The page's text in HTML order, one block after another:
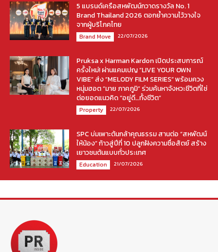
5 แบรนด์เครือสหพัฒน์กวาดรางวัล No. 1
Brand Thailand 2026 ตอกย้ำความไว้วางใจ
จากผู้บริโภคไทย
Brand Move 22/07/2026
Pruksa x Harman Kardon เปิดประสบการณ์
ครั้งใหม่! ผ่านแคมเปญ “LIVE YOUR OWN
VIBE” ส่ง “MELODY FILM SERIES” พร้อมควง
หนุ่มฮอต “มาย ภาคภูมิ” ร่วมค้นหาจังหวะชีวิตที่ใช่
ต่อยอดแนวคิด “อยู่ดี…ทั้งชีวิต”
Property 22/07/2026
SPC บ่มเพาะต้นกล้าคุณธรรม สานต่อ “สหพัฒน์
ให้น้อง” ก้าวสู่ปีที่ 10 ปลูกฝังความซื่อสัตย์ สร้าง
เยาวชนต้นแบบทั่วประเทศ
Education 21/07/2026